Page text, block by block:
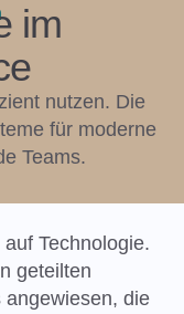
im
nutzen. Die
für moderne
Teams.
Technologie.
geteilten
angewiesen, die